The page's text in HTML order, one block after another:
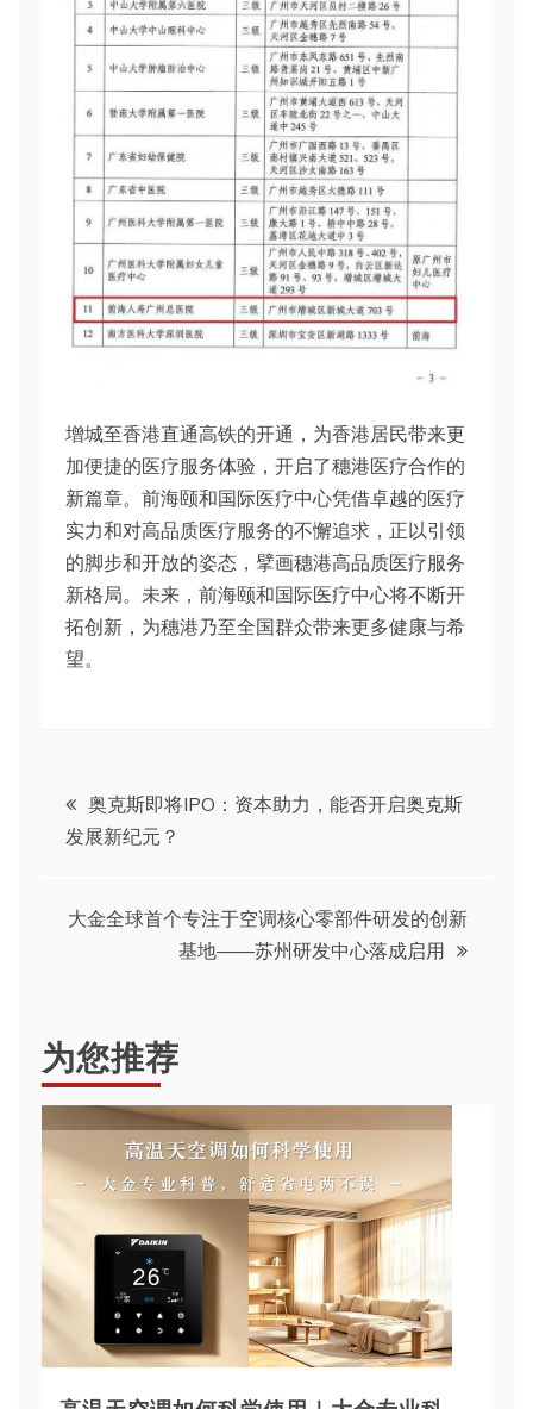
增城至香港直通高铁的开通，为香港居民带来更
加便捷的医疗服务体验，开启了穗港医疗合作的
新篇章。前海颐和国际医疗中心凭借卓越的医疗
实力和对高品质医疗服务的不懈追求，正以引领
的脚步和开放的姿态，擘画穗港高品质医疗服务
新格局。未来，前海颐和国际医疗中心将不断开
拓创新，为穗港乃至全国群众带来更多健康与希
望。
文
章
导
奥克斯即将IPO：资本助力，能否开启奥克斯
发展新纪元？
大金全球首个专注于空调核心零部件研发的创新
基地——苏州研发中心落成启用
为您推荐